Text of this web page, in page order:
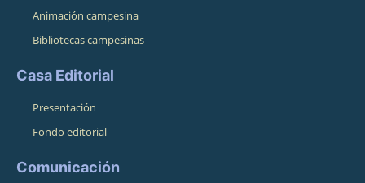
Animación campesina
Bibliotecas campesinas
Casa Editorial
Presentación
Fondo editorial
Comunicación